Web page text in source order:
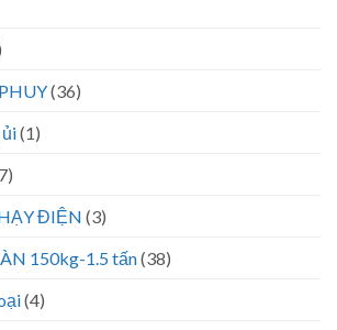
(36)
ủi(1)
ĐIỆN (3)
150kg-1.5 tấn(38)
(4)